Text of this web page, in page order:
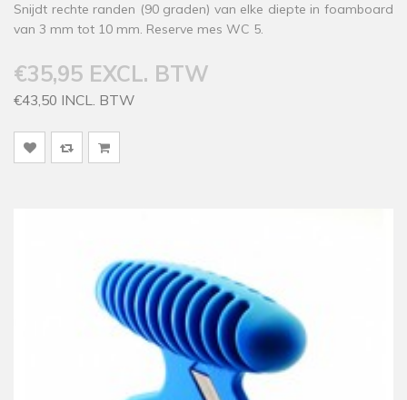
Snijdt rechte randen (90 graden) van elke diepte in foamboard
van 3 mm tot 10 mm. Reserve mes WC 5.
€35,95 EXCL. BTW
€43,50 INCL. BTW